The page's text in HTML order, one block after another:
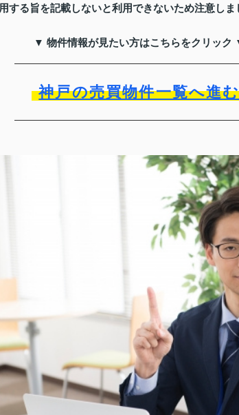
する旨を記載しないと利用できないため注意しま
▼ 物件情報が見たい方はこちらをクリック
神戸の売買物件一覧へ進